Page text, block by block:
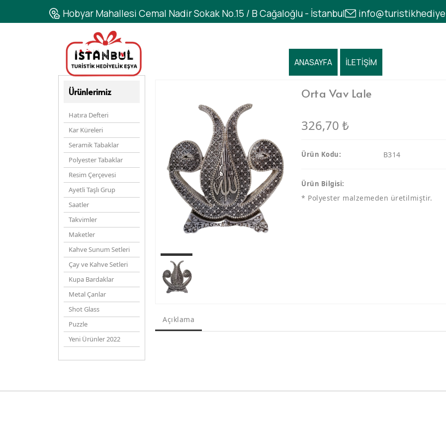
Ürünlerimiz
Hatıra Defteri
Kar Küreleri
Seramik Tabaklar
Polyester Tabaklar
Resim Çerçevesi
Ayetli Taşlı Grup
Saatler
Takvimler
Maketler
Kahve Sunum Setleri
Çay ve Kahve Setleri
Kupa Bardaklar
Metal Çanlar
Shot Glass
Puzzle
Yeni Ürünler 2022
Orta Vav Lale
326,70 ₺
Ürün Kodu: B314
Ürün Bilgisi:
* Polyester malzemeden üretilmiştir.
Açıklama
Hobyar Mahallesi Cemal Nadir Sokak No.15 / B Cağaloğlu - İstanbul
ANASAYFA İLETİŞİM